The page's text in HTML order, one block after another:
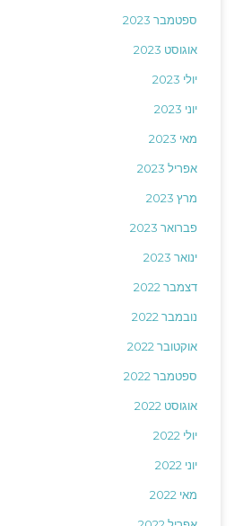
ספטמבר 2023
אוגוסט 2023
יולי 2023
יוני 2023
מאי 2023
אפריל 2023
מרץ 2023
פברואר 2023
ינואר 2023
דצמבר 2022
נובמבר 2022
אוקטובר 2022
ספטמבר 2022
אוגוסט 2022
יולי 2022
יוני 2022
מאי 2022